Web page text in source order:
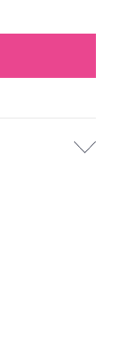
KM
103,00 KM